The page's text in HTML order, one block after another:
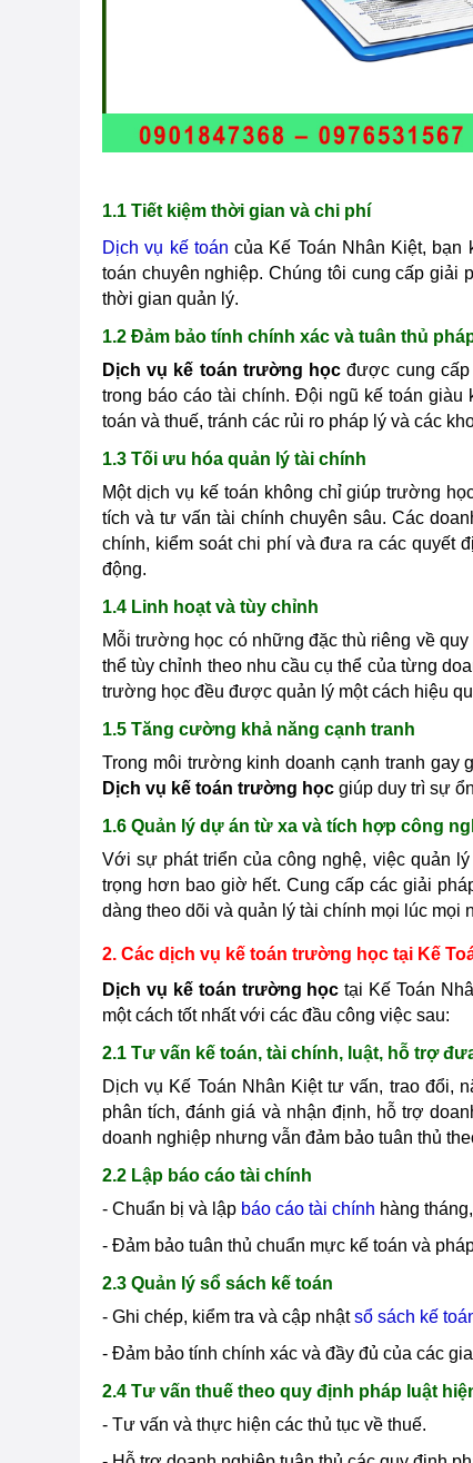
1.1 Tiết kiệm thời gian và chi phí
Dịch vụ kế toán của Kế Toán Nhân Kiệt, bạn
toán chuyên nghiệp. Chúng tôi cung cấp giải
thời gian quản lý.
1.2 Đảm bảo tính chính xác và tuân thủ
Dịch vụ kế toán trường học được cung cấp
trong báo cáo tài chính. Đội ngũ kế toán giàu
toán và thuế, tránh các rủi ro pháp lý và các
1.3 Tối ưu hóa quản lý tài chính
Một dịch vụ kế toán không chỉ giúp trường
tích và tư vấn tài chính chuyên sâu. Các
chính, kiểm soát chi phí và đưa ra các quyết
động.
1.4 Linh hoạt và tùy chỉnh
Mỗi trường học có những đặc thù riêng về
thể tùy chỉnh theo nhu cầu cụ thể của từng
trường học đều được quản lý một cách hiệu
1.5 Tăng cường khả năng cạnh tranh
Trong môi trường kinh doanh cạnh tranh gay
Dịch vụ kế toán trường học giúp duy trì sự
1.6 Quản lý dự án từ xa và tích hợp công
Với sự phát triển của công nghệ, việc quản
trọng hơn bao giờ hết. Cung cấp các giải
dàng theo dõi và quản lý tài chính mọi lúc mọi
2. Các dịch vụ kế toán trường học tại Kế
Dịch vụ kế toán trường học tại Kế Toán
một cách tốt nhất với các đầu công việc sau:
2.1 Tư vấn kế toán, tài chính, luật, hỗ trợ
Dịch vụ Kế Toán Nhân Kiệt tư vấn, trao đổi,
phân tích, đánh giá và nhận định, hỗ trợ
doanh nghiệp nhưng vẫn đảm bảo tuân thủ
2.2 Lập báo cáo tài chính
- Chuẩn bị và lập báo cáo tài chính hàng
- Đảm bảo tuân thủ chuẩn mực kế toán và
2.3 Quản lý sổ sách kế toán
- Ghi chép, kiểm tra và cập nhậtsổ sách kế
- Đảm bảo tính chính xác và đầy đủ của các
2.4 Tư vấn thuế theo quy định pháp luật
- Tư vấn và thực hiện các thủ tục về thuế.